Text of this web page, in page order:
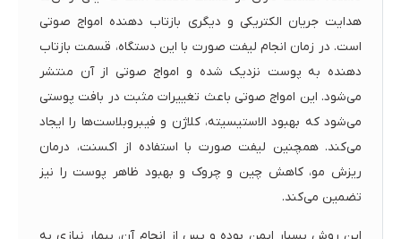
هدایت جریان الکتریکی و دیگری بازتاب دهنده امواج صوتی
است. در زمان انجام لیفت صورت با این دستگاه، قسمت بازتاب
دهنده به پوست نزدیک شده و امواج صوتی از آن منتشر
می‌شود. این امواج صوتی باعث تغییرات مثبت در بافت پوستی
می‌شود که بهبود الاستیسیته، کلاژن و فیبروبلاست‌ها را ایجاد
می‌کند. همچنین لیفت صورت با استفاده از اکسنت، درمان
ریزش مو، کاهش چین و چروک و بهبود ظاهر پوست را نیز
تضمین می‌کند.